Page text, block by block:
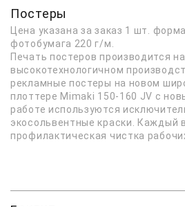
Постеры
Цена указана за заказ 1 шт.
фотобумага 220 г/м.
Печать постеров производится
высокотехнологичном
рекламные постеры на новом
плоттере Mimaki 150-160 JV с
работе используются
экосольвентные краски. Каждый
профилактическая чистка